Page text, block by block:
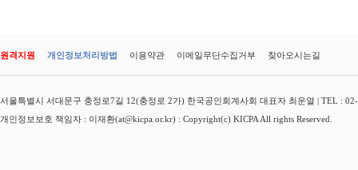
원격지원 개인정보처리방법 이용약관 이메일무단수집거부 찾아오시는길
서울특별시 서대문구 충정로7길 12(충정로 2가) 한국공인회계사회 대표자 최운열 | TEL :
개인정보보호 책임자 : 이재환(at@kicpa.or.kr) : Copyright(c) KICPA All rights Reserved.